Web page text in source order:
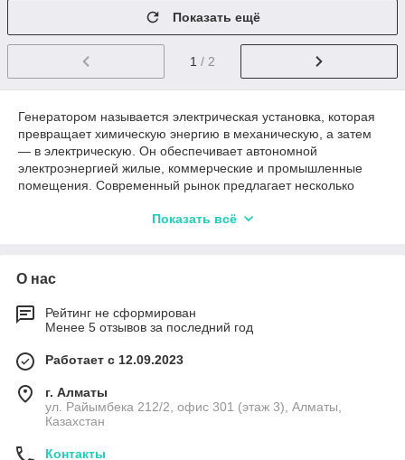
Показать ещё
1 / 2
Генератором называется электрическая установка, которая
превращает химическую энергию в механическую, а затем
— в электрическую. Он обеспечивает автономной
электроэнергией жилые, коммерческие и промышленные
помещения. Современный рынок предлагает несколько
Казахстане их можно заказать с доставкой по доступной цене
Основные виды и области применения
Чтобы правильно подобрать генератор стоит, прежде всего,
отталкиваться от основной цели его применения. Все
генераторы делятся на профессиональные (стационарные)
и бытовые (портативные). Для коротких запусков и
кратковременного использования оптимальными будут
портативные модели. Они компактные, легкие, недорогие, с
Показать всё
О нас
Рейтинг не сформирован
Менее 5 отзывов за последний год
Работает с 12.09.2023
г. Алматы
ул. Райымбека 212/2, офис 301 (этаж 3), Алматы,
Казахстан
Контакты